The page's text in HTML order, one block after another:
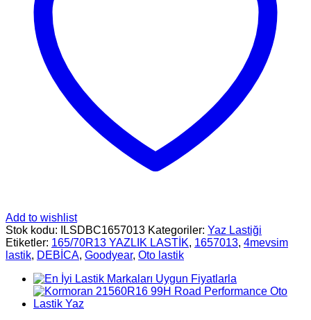
Add to wishlist
Stok kodu:
ILSDBC1657013 Kategoriler: Yaz Lastiği
Etiketler: 165/70R13 YAZLIK LASTİK, 1657013, 4mevsim
lastik, DEBİCA, Goodyear, Oto lastik